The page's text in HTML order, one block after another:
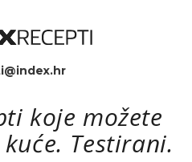
koje možete
Testirani.